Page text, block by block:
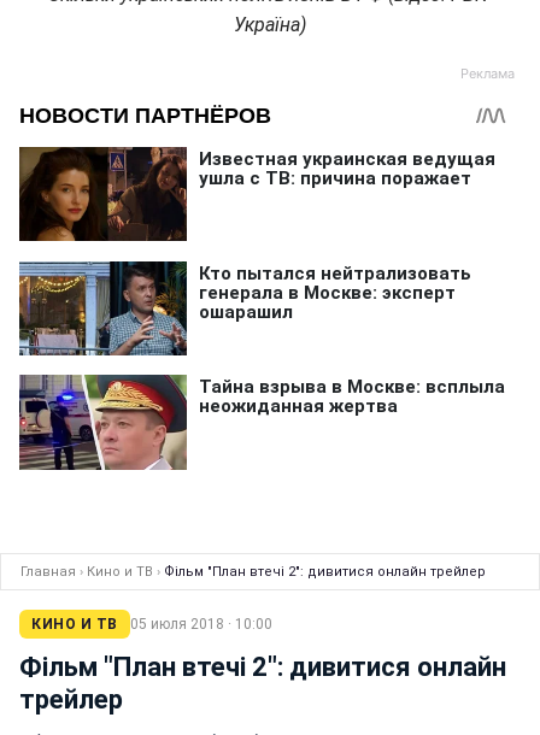
Україна)
Главная › Кино и ТВ › Фільм "План втечі 2": дивитися онлайн трейлер
КИНО И ТВ 05 июля 2018 · 10:00
Фільм "План втечі 2": дивитися онлайн
трейлер